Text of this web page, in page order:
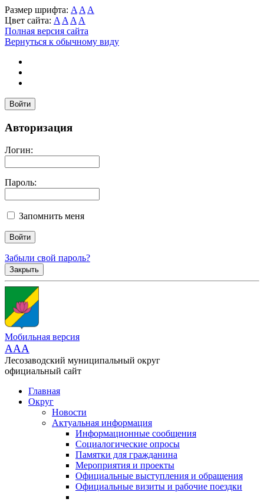
Размер шрифта: A A A
Цвет сайта: A A A A
Полная версия сайта
Вернуться к обычному виду
Войти
Авторизация
Логин:
Пароль:
Запомнить меня
Забыли свой пароль?
Закрыть
Мобильная версия
AAA
Лесозаводский муниципальный округ
официальный сайт
Главная
Округ
Новости
Актуальная информация
Информационные сообщения
Социалогические опросы
Памятки для гражданина
Мероприятия и проекты
Официальные выступления и обращения
Официальные визиты и рабочие поездки